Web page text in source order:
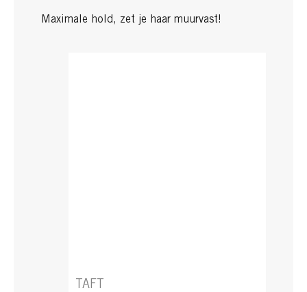
Maximale hold, zet je haar muurvast!
TAFT